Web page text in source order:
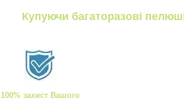
Купуючи багаторазові
100% захист Вашого